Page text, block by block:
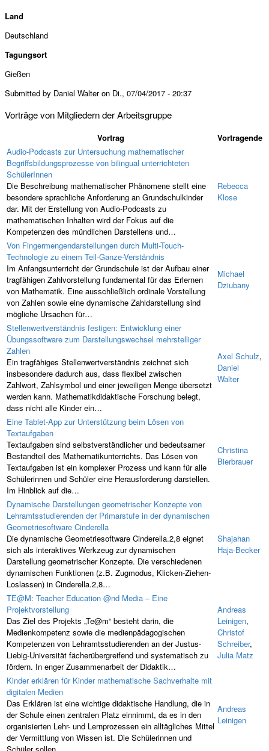
Land
Deutschland
Tagungsort
Gießen
Submitted by Daniel Walter on Di., 07/04/2017 - 20:37
Vorträge von Mitgliedern der Arbeitsgruppe
Vortrag
Vortragende
Audio-Podcasts zur Untersuchung mathematischer
Begriffsbildungsprozesse von bilingual unterrichteten
SchülerInnen
Die Beschreibung mathematischer Phänomene stellt eine
besondere sprachliche Anforderung an Grundschulkinder
dar. Mit der Erstellung von Audio-Podcasts zu
mathematischen Inhalten wird der Fokus auf die
Kompetenzen des mündlichen Darstellens und…
Rebecca
Klose
Von Fingermengendarstellungen durch Multi-Touch-
Technologie zu einem Teil-Ganze-Verständnis
Im Anfangsunterricht der Grundschule ist der Aufbau einer
tragfähigen Zahlvorstellung fundamental für das Erlernen
von Mathematik. Eine ausschließlich ordinale Vorstellung
von Zahlen sowie eine dynamische Zahldarstellung sind
mögliche Ursachen für…
Michael
Dziubany
Stellenwertverständnis festigen: Entwicklung einer
Übungssoftware zum Darstellungswechsel mehrstelliger
Zahlen
Ein tragfähiges Stellenwertverständnis zeichnet sich
insbesondere dadurch aus, dass flexibel zwischen
Zahlwort, Zahlsymbol und einer jeweiligen Menge übersetzt
werden kann. Mathematikdidaktische Forschung belegt,
dass nicht alle Kinder ein…
Axel Schulz,
Daniel
Walter
Eine Tablet-App zur Unterstützung beim Lösen von
Textaufgaben
Textaufgaben sind selbstverständlicher und bedeutsamer
Bestandteil des Mathematikunterrichts. Das Lösen von
Textaufgaben ist ein komplexer Prozess und kann für alle
Schülerinnen und Schüler eine Herausforderung darstellen.
Im Hinblick auf die…
Christina
Bierbrauer
Dynamische Darstellungen geometrischer Konzepte von
Lehramtsstudierenden der Primarstufe in der dynamischen
Geometriesoftware Cinderella
Die dynamische Geometriesoftware Cinderella.2,8 eignet
sich als interaktives Werkzeug zur dynamischen
Darstellung geometrischer Konzepte. Die verschiedenen
dynamischen Funktionen (z.B. Zugmodus, Klicken-Ziehen-
Loslassen) in Cinderella.2,8…
Shajahan
Haja-Becker
TE@M: Teacher Education @nd Media – Eine
Projektvorstellung
Das Ziel des Projekts „Te@m“ besteht darin, die
Medienkompetenz sowie die medienpädagogischen
Kompetenzen von Lehramtsstudierenden an der Justus-
Liebig-Universität fächerübergreifend und systematisch zu
fördern. In enger Zusammenarbeit der Didaktik…
Andreas
Leinigen,
Christof
Schreiber,
Julia Matz
Kinder erklären für Kinder mathematische Sachverhalte mit
digitalen Medien
Das Erklären ist eine wichtige didaktische Handlung, die in
der Schule einen zentralen Platz einnimmt, da es in den
organisierten Lehr- und Lernprozessen ein alltägliches Mittel
der Vermittlung von Wissen ist. Die Schülerinnen und
Andreas
Leinigen